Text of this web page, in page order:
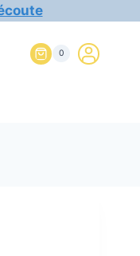
0